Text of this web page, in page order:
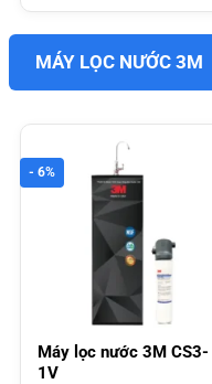
MÁY LỌC NƯỚC 3M
- 6%
Máy lọc nước 3M CS3-
1V